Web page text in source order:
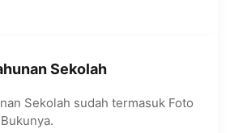
Sekolah
Sekolah sudah termasuk Foto